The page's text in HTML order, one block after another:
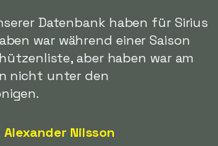
Datenbank haben für Sirius
war während einer Saison
aber haben war am
nicht unter den
Alexander Nilsson